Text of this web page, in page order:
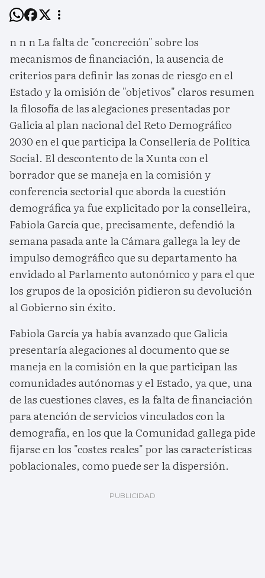
n n n La falta de "concreción" sobre los
mecanismos de financiación, la ausencia de
criterios para definir las zonas de riesgo en el
Estado y la omisión de "objetivos" claros resumen
la filosofía de las alegaciones presentadas por
Galicia al plan nacional del Reto Demográfico
2030 en el que participa la Consellería de Política
Social. El descontento de la Xunta con el
borrador que se maneja en la comisión y
conferencia sectorial que aborda la cuestión
demográfica ya fue explicitado por la conselleira,
Fabiola García que, precisamente, defendió la
semana pasada ante la Cámara gallega la ley de
impulso demográfico que su departamento ha
envidado al Parlamento autonómico y para el que
los grupos de la oposición pidieron su devolución
al Gobierno sin éxito.
Fabiola García ya había avanzado que Galicia
presentaría alegaciones al documento que se
maneja en la comisión en la que participan las
comunidades autónomas y el Estado, ya que, una
de las cuestiones claves, es la falta de financiación
para atención de servicios vinculados con la
demografía, en los que la Comunidad gallega pide
fijarse en los "costes reales" por las características
poblacionales, como puede ser la dispersión.